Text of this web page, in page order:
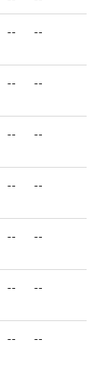
-- --
-- --
-- --
-- --
-- --
-- --
-- --